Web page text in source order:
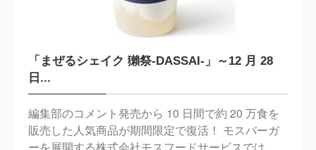
「まぜるシェイク 獺祭-DASSAI-」～12 月 28
日...
編集部のコメント発売から 10 日間で約 20 万食を
販売した人気商品が期間限定で復活！ モスバーガ